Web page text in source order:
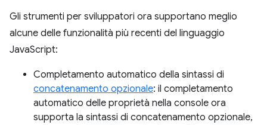
Gli strumenti per sviluppatori ora supportano meglio
alcune delle funzionalità più recenti del linguaggio
JavaScript:
Completamento automatico della sintassi di
concatenamento opzionale: il completamento
automatico delle proprietà nella console ora
supporta la sintassi di concatenamento opzionale,